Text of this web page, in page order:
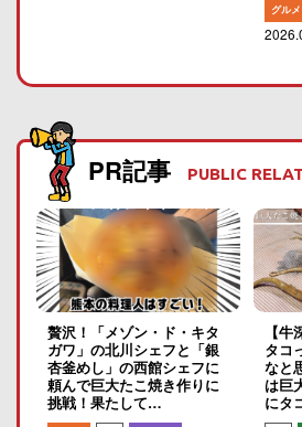
グルメ
PR記事 PUBLIC
贅沢！「メゾン・ド・キタ
ガワ」の北川シェフと「銀
杏釜めし」の西館シェフに
頼んで巨大たこ焼き作りに
挑戦！果たして…
【
タコ
なと
は巨
にタ